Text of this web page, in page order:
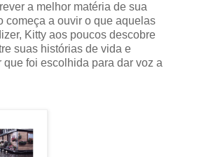
a melhor matéria de sua
começa a ouvir o que aquelas
Kitty aos poucos descobre
suas histórias de vida e
que foi escolhida para dar voz a